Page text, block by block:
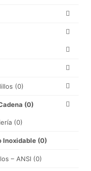
(0)
(0)
(0)
Inoxidable (0)
– ANSI (0)